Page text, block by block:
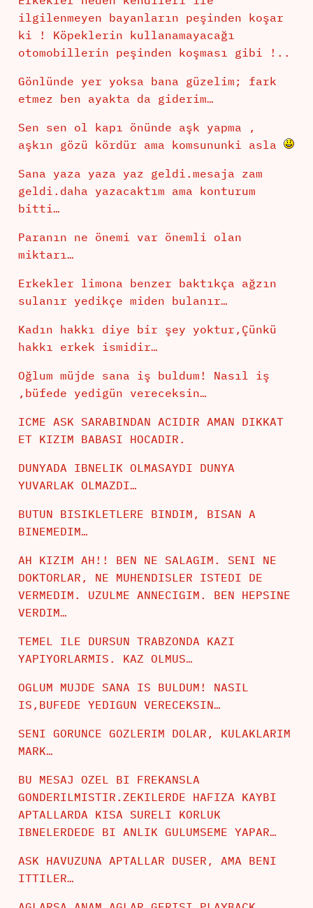
ilgilenmeyen bayanların peşinden koşar
ki ! Köpeklerin kullanamayacağı
otomobillerin peşinden koşması gibi !..
Gönlünde yer yoksa bana güzelim; fark
etmez ben ayakta da giderim…
Sen sen ol kapı önünde aşk yapma ,
aşkın gözü kördür ama komsununki asla
Sana yaza yaza yaz geldi.mesaja zam
geldi.daha yazacaktım ama konturum
bitti…
Paranın ne önemi var önemli olan
miktarı…
Erkekler limona benzer baktıkça ağzın
sulanır yedikçe miden bulanır…
Kadın hakkı diye bir şey yoktur,Çünkü
hakkı erkek ismidir…
Oğlum müjde sana iş buldum! Nasıl iş
,büfede yedigün vereceksin…
ICME ASK SARABINDAN ACIDIR AMAN DIKKAT
ET KIZIM BABASI HOCADIR.
DUNYADA IBNELIK OLMASAYDI DUNYA
YUVARLAK OLMAZDI…
BUTUN BISIKLETLERE BINDIM, BISAN A
BINEMEDIM…
AH KIZIM AH!! BEN NE SALAGIM. SENI NE
DOKTORLAR, NE MUHENDISLER ISTEDI DE
VERMEDIM. UZULME ANNECIGIM. BEN HEPSINE
VERDIM…
TEMEL ILE DURSUN TRABZONDA KAZI
YAPIYORLARMIS. KAZ OLMUS…
OGLUM MUJDE SANA IS BULDUM! NASIL
IS,BUFEDE YEDIGUN VERECEKSIN…
SENI GORUNCE GOZLERIM DOLAR, KULAKLARIM
MARK…
BU MESAJ OZEL BI FREKANSLA
GONDERILMISTIR.ZEKILERDE HAFIZA KAYBI
APTALLARDA KISA SURELI KORLUK
IBNELERDEDE BI ANLIK GULUMSEME YAPAR…
ASK HAVUZUNA APTALLAR DUSER, AMA BENI
ITTILER…